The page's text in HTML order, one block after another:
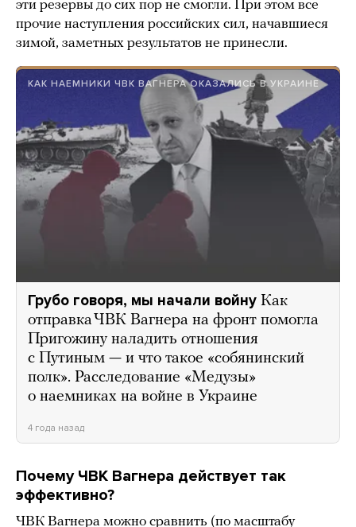
эти резервы до сих пор не смогли. При этом все
прочие наступления российских сил, начавшиеся
зимой, заметных результатов не принесли.
КАК НАЕМНИКИ ЧВК ВАГНЕРА ОКАЗАЛИСЬ В УКРАИНЕ
Грубо говоря, мы начали войну Как
отправка ЧВК Вагнера на фронт помогла
Пригожину наладить отношения
с Путиным — и что такое «собянинский
полк». Расследование «Медузы»
о наемниках на войне в Украине
4 года назад
Почему ЧВК Вагнера действует так
эффективно?
ЧВК Вагнера можно сравнить (по масштабу